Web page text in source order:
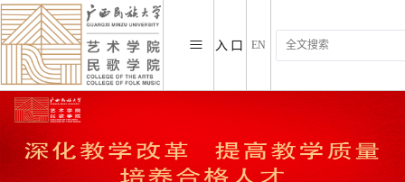
≡ 入口 EN